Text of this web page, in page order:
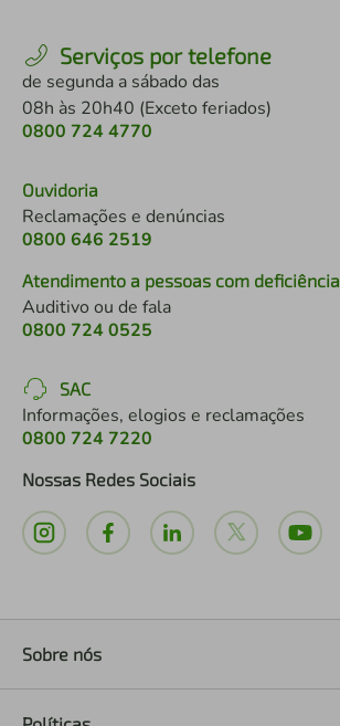
Serviços por telefone
de segunda a sábado das
08h às 20h40 (Exceto feriados)
0800 724 4770
Ouvidoria
Reclamações e denúncias
0800 646 2519
Atendimento a pessoas com deficiência
Auditivo ou de fala
0800 724 0525
SAC
Informações, elogios e reclamações
0800 724 7220
Nossas Redes Sociais
Sobre nós